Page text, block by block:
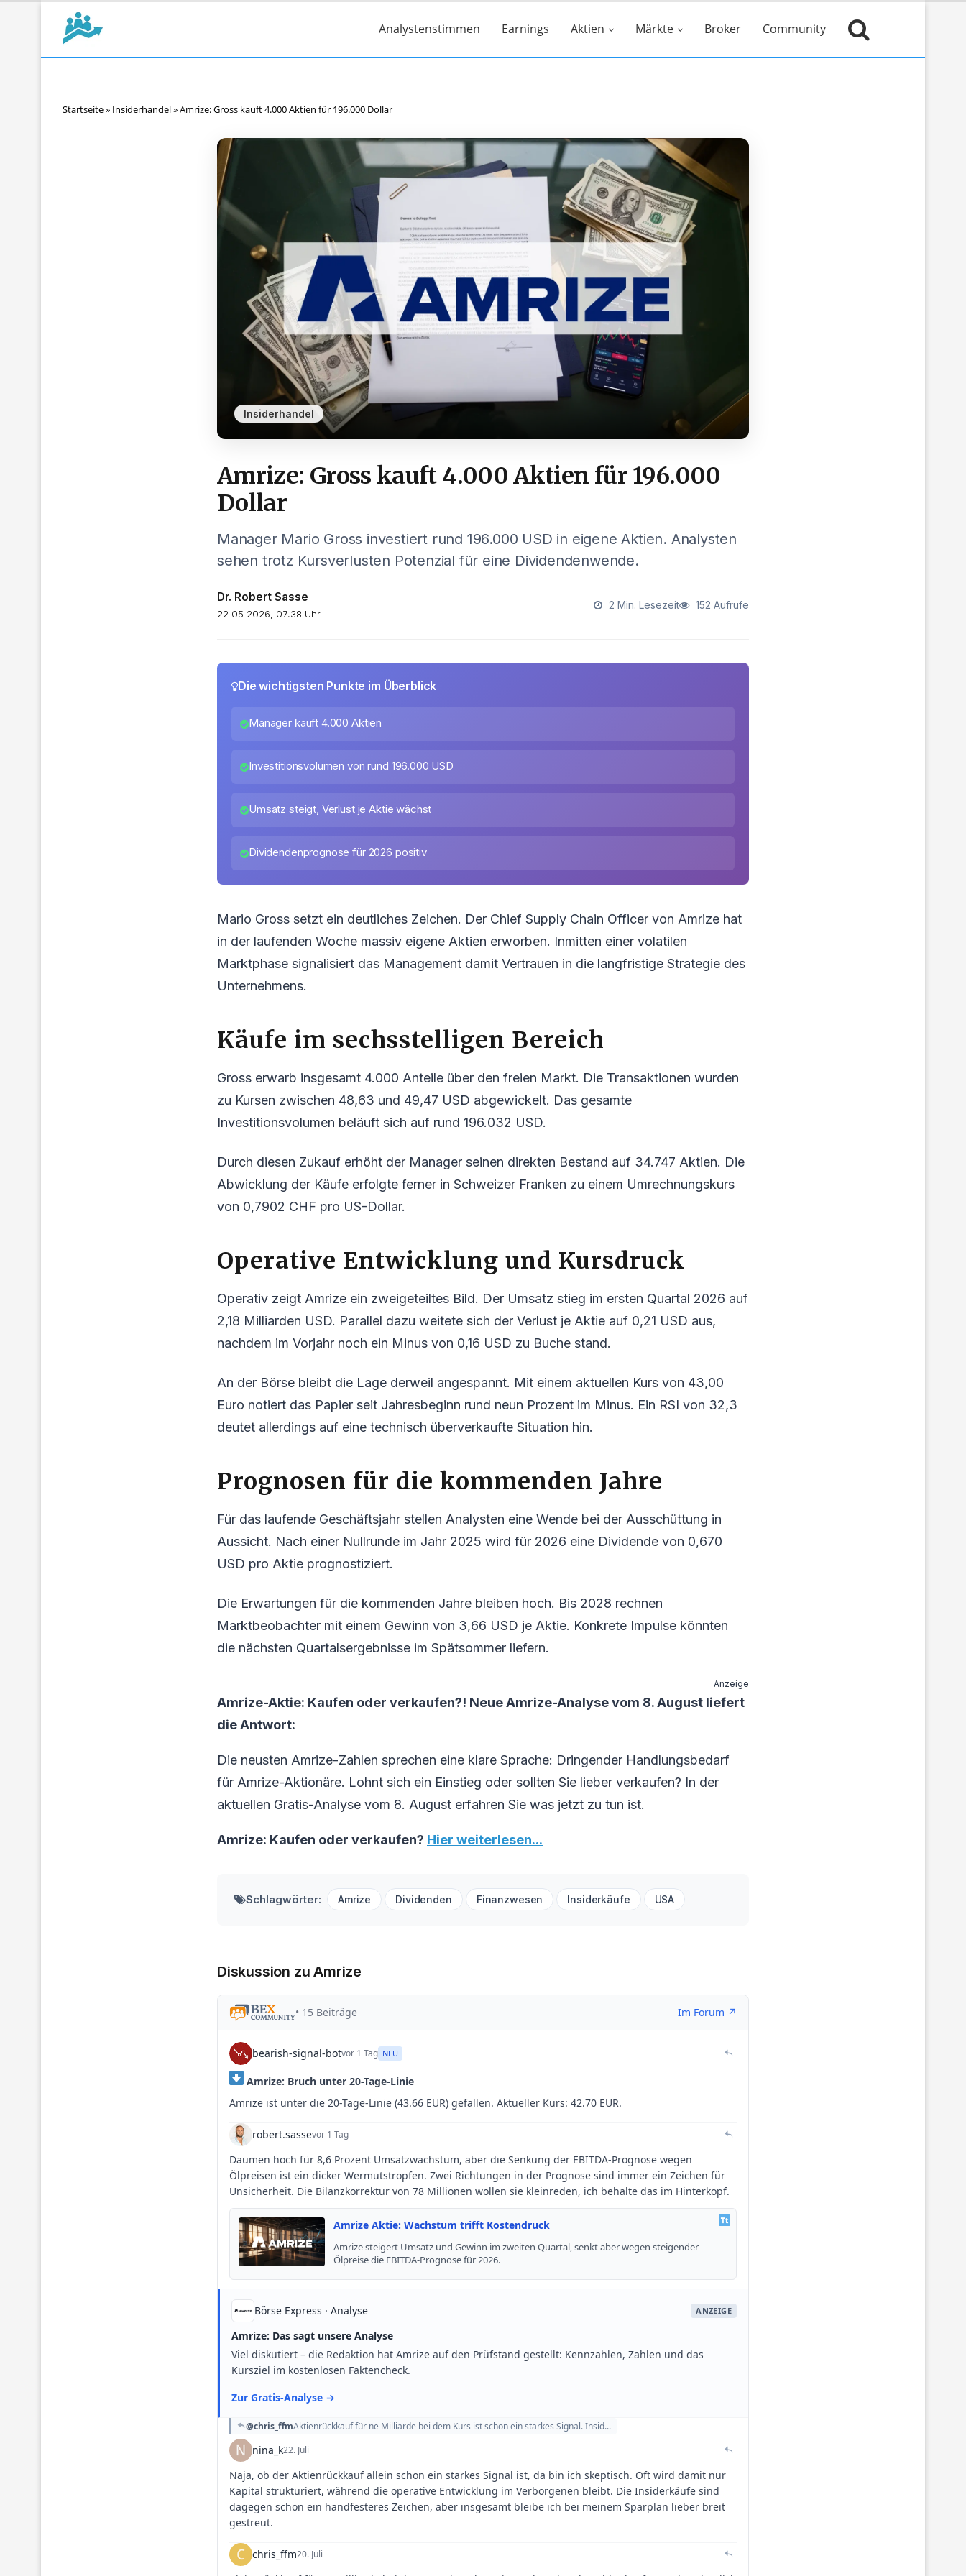
Analystenstimmen Earnings Aktien Märkte Broker Community
Startseite» Insiderhandel»Amrize: Gross kauft 4.000 Aktien für 196.000 Dollar
Insiderhandel
Amrize: Gross kauft 4.000 Aktien für 196.000
Dollar
Manager Mario Gross investiert rund 196.000 USD in eigene Aktien. Analysten
sehen trotz Kursverlusten Potenzial für eine Dividendenwende.
Dr. Robert Sasse
22.05.2026, 07:38 Uhr
2 Min. Lesezeit 152 Aufrufe
Die wichtigsten Punkte im Überblick
Manager kauft 4.000 Aktien
Investitionsvolumen von rund 196.000 USD
Umsatz steigt, Verlust je Aktie wächst
Dividendenprognose für 2026 positiv
Mario Gross setzt ein deutliches Zeichen. Der Chief Supply Chain Officer von Amrize hat
in der laufenden Woche massiv eigene Aktien erworben. Inmitten einer volatilen
Marktphase signalisiert das Management damit Vertrauen in die langfristige Strategie des
Unternehmens.
Käufe im sechsstelligen Bereich
Gross erwarb insgesamt 4.000 Anteile über den freien Markt. Die Transaktionen wurden
zu Kursen zwischen 48,63 und 49,47 USD abgewickelt. Das gesamte
Investitionsvolumen beläuft sich auf rund 196.032 USD.
Durch diesen Zukauf erhöht der Manager seinen direkten Bestand auf 34.747 Aktien. Die
Abwicklung der Käufe erfolgte ferner in Schweizer Franken zu einem Umrechnungskurs
von 0,7902 CHF pro US-Dollar.
Operative Entwicklung und Kursdruck
Operativ zeigt Amrize ein zweigeteiltes Bild. Der Umsatz stieg im ersten Quartal 2026 auf
2,18 Milliarden USD. Parallel dazu weitete sich der Verlust je Aktie auf 0,21 USD aus,
nachdem im Vorjahr noch ein Minus von 0,16 USD zu Buche stand.
An der Börse bleibt die Lage derweil angespannt. Mit einem aktuellen Kurs von 43,00
Euro notiert das Papier seit Jahresbeginn rund neun Prozent im Minus. Ein RSI von 32,3
deutet allerdings auf eine technisch überverkaufte Situation hin.
Prognosen für die kommenden Jahre
Für das laufende Geschäftsjahr stellen Analysten eine Wende bei der Ausschüttung in
Aussicht. Nach einer Nullrunde im Jahr 2025 wird für 2026 eine Dividende von 0,670
USD pro Aktie prognostiziert.
Die Erwartungen für die kommenden Jahre bleiben hoch. Bis 2028 rechnen
Marktbeobachter mit einem Gewinn von 3,66 USD je Aktie. Konkrete Impulse könnten
die nächsten Quartalsergebnisse im Spätsommer liefern.
Anzeige
Amrize-Aktie: Kaufen oder verkaufen?! Neue Amrize-Analyse vom 8. August liefert
die Antwort:
Die neusten Amrize-Zahlen sprechen eine klare Sprache: Dringender Handlungsbedarf
für Amrize-Aktionäre. Lohnt sich ein Einstieg oder sollten Sie lieber verkaufen? In der
aktuellen Gratis-Analyse vom 8. August erfahren Sie was jetzt zu tun ist.
Amrize: Kaufen oder verkaufen? Hier weiterlesen...
Schlagwörter: Amrize Dividenden Finanzwesen Insiderkäufe USA
Diskussion zu Amrize